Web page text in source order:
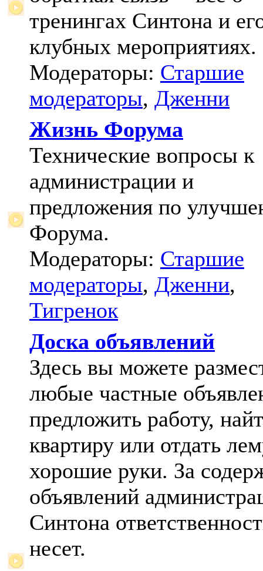
тренингах Синтона и
клубных мероприятиях.
Модераторы: Старшие
модераторы, Дженни
Жизнь Форума
Технические вопросы к
администрации и
предложения по
Форума.
Модераторы: Старшие
модераторы, Дженни,
Тигренок
Доска объявлений
Здесь вы можете
любые частные
предложить работу,
квартиру или отдать
хорошие руки. За
объявлений
Синтона
несет.